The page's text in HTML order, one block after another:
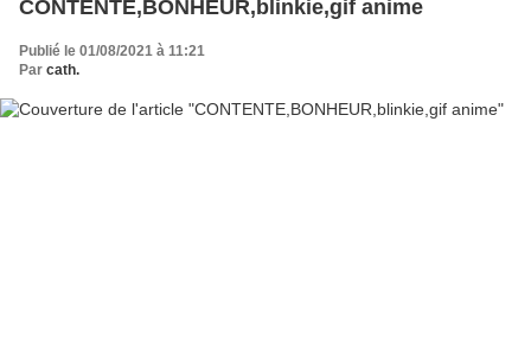
CONTENTE,BONHEUR,blinkie,gif anime
Publié le 01/08/2021 à 11:21
Par cath.